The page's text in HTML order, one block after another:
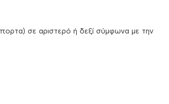
σε αριστερό ή δεξί σύμφωνα με την